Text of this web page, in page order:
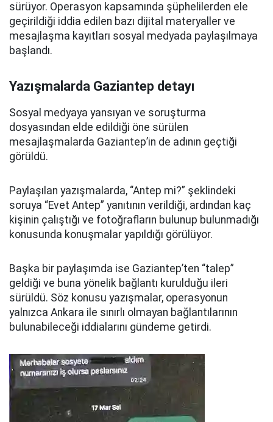
sürüyor. Operasyon kapsamında şüphelilerden ele
geçirildiği iddia edilen bazı dijital materyaller ve
mesajlaşma kayıtları sosyal medyada paylaşılmaya
başlandı.
Yazışmalarda Gaziantep detayı
Sosyal medyaya yansıyan ve soruşturma
dosyasından elde edildiği öne sürülen
mesajlaşmalarda Gaziantep’in de adının geçtiği
görüldü.
Paylaşılan yazışmalarda, “Antep mi?” şeklindeki
soruya “Evet Antep” yanıtının verildiği, ardından kaç
kişinin çalıştığı ve fotoğrafların bulunup bulunmadığı
konusunda konuşmalar yapıldığı görülüyor.
Başka bir paylaşımda ise Gaziantep’ten “talep”
geldiği ve buna yönelik bağlantı kurulduğu ileri
sürüldü. Söz konusu yazışmalar, operasyonun
yalnızca Ankara ile sınırlı olmayan bağlantılarının
bulunabileceği iddialarını gündeme getirdi.